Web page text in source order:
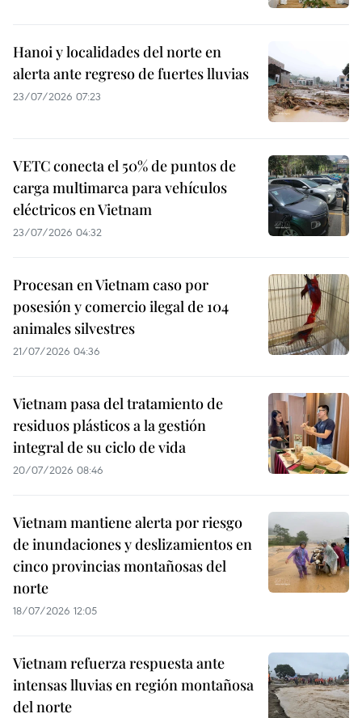
Hanoi y localidades del norte en
alerta ante regreso de fuertes lluvias
23/07/2026 07:23
VETC conecta el 50% de puntos de
carga multimarca para vehículos
eléctricos en Vietnam
23/07/2026 04:32
Procesan en Vietnam caso por
posesión y comercio ilegal de 104
animales silvestres
21/07/2026 04:36
Vietnam pasa del tratamiento de
residuos plásticos a la gestión
integral de su ciclo de vida
20/07/2026 08:46
Vietnam mantiene alerta por riesgo
de inundaciones y deslizamientos en
cinco provincias montañosas del
norte
18/07/2026 12:05
Vietnam refuerza respuesta ante
intensas lluvias en región montañosa
del norte